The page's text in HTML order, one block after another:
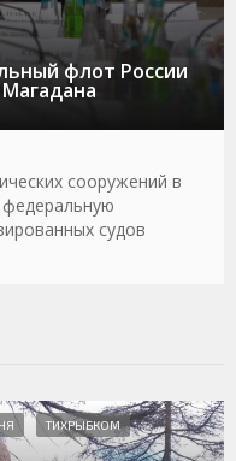
флот России
сооружений в
судов
ТИХРЫБКОМ